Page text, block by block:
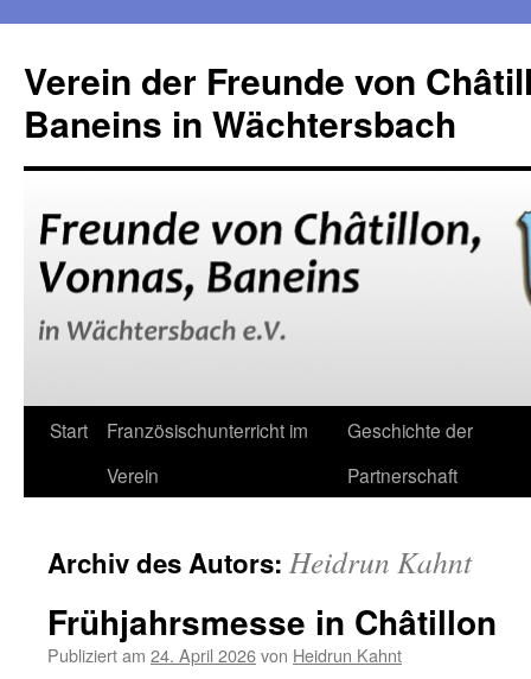
Verein der Freunde von
Baneins in Wächtersbach
Zum
Start
Französischunterricht im
Verein
Geschichte der
Partnerschaft
Archiv des Autors: Heidrun Kahnt
Frühjahrsmesse in Châtillon
Publiziert am 24. April 2026von Heidrun Kahnt